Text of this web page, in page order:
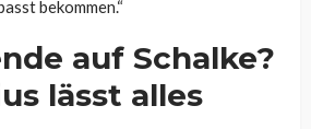
bekommen.“
auf Schalke?
lässt alles